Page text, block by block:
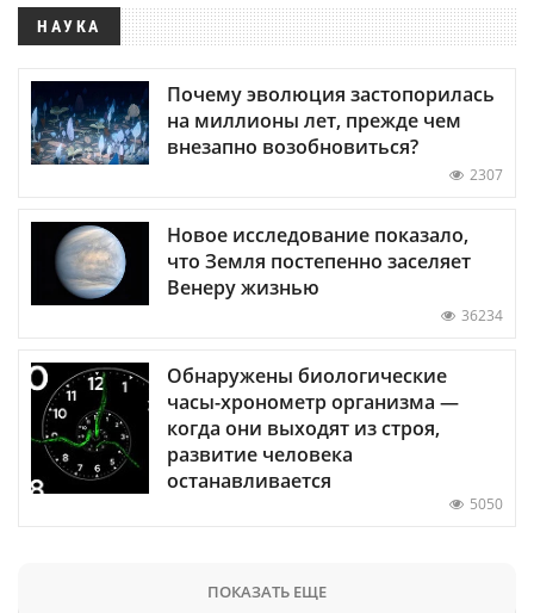
НАУКА
Почему эволюция застопорилась
на миллионы лет, прежде чем
внезапно возобновиться?
2307
Новое исследование показало,
что Земля постепенно заселяет
Венеру жизнью
36234
Обнаружены биологические
часы-хронометр организма —
когда они выходят из строя,
развитие человека
останавливается
5050
ПОКАЗАТЬ ЕЩЕ